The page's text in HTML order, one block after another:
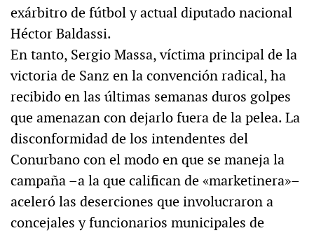
exárbitro de fútbol y actual diputado nacional
Héctor Baldassi.
En tanto, Sergio Massa, víctima principal de la
victoria de Sanz en la convención radical, ha
recibido en las últimas semanas duros golpes
que amenazan con dejarlo fuera de la pelea. La
disconformidad de los intendentes del
Conurbano con el modo en que se maneja la
campaña –a la que califican de «marketinera»–
aceleró las deserciones que involucraron a
concejales y funcionarios municipales de